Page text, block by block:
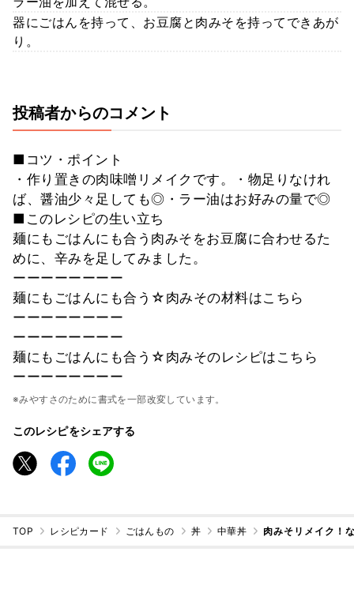
器にごはんを持って、お豆腐と肉みそを持ってできあが
り。
投稿者からのコメント
■コツ・ポイント
・作り置きの肉味噌リメイクです。・物足りなけれ
ば、醤油少々足しても◎・ラー油はお好みの量で◎
■このレシピの生い立ち
麺にもごはんにも合う肉みそをお豆腐に合わせるた
めに、辛みを足してみました。
ーーーーーーーー
麺にもごはんにも合う☆肉みその材料はこちら
ーーーーーーーー
ーーーーーーーー
麺にもごはんにも合う☆肉みそのレシピはこちら
ーーーーーーーー
※みやすさのために書式を一部改変しています。
このレシピをシェアする
TOP レシピカード ごはんもの 丼 中華丼 肉みそリメイク！